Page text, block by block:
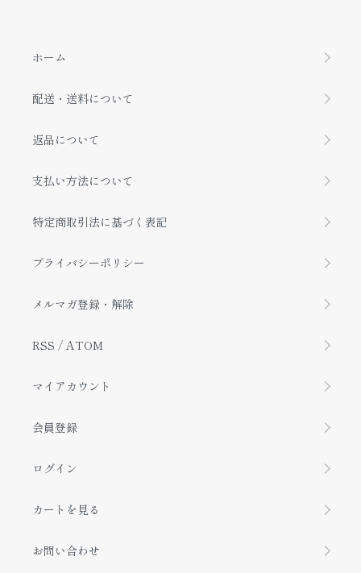
ホーム
配送・送料について
返品について
支払い方法について
特定商取引法に基づく表記
プライバシーポリシー
メルマガ登録・解除
RSS / ATOM
マイアカウント
会員登録
ログイン
カートを見る
お問い合わせ